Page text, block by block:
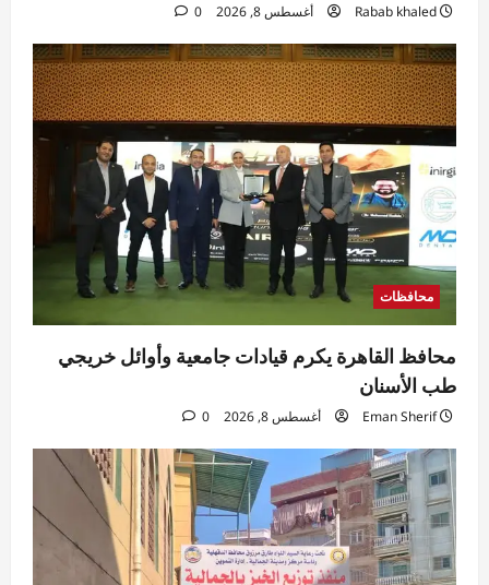
Rabab khaled أغسطس 8, 2026 0
محافظات
محافظ القاهرة يكرم قيادات جامعية وأوائل خريجي
طب الأسنان
Eman Sherif أغسطس 8, 2026 0